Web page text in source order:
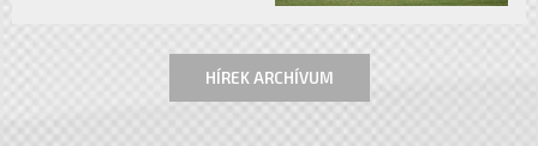
HÍREK ARCHÍVUM